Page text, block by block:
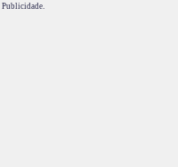
Publicidade.